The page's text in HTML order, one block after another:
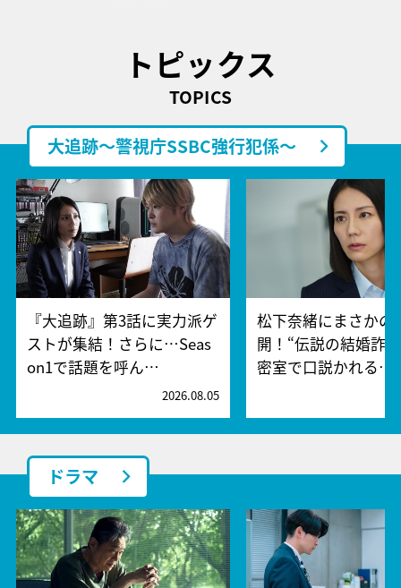
トピックス
TOPICS
大追跡～警視庁SSBC強行犯係～
『大追跡』第3話に実力派ゲ
ストが集結！さらに…Seas
on1で話題を呼ん…
2026.08.05
松下奈緒にまさかの
開！“伝説の結婚詐
密室で口説かれる
ドラマ